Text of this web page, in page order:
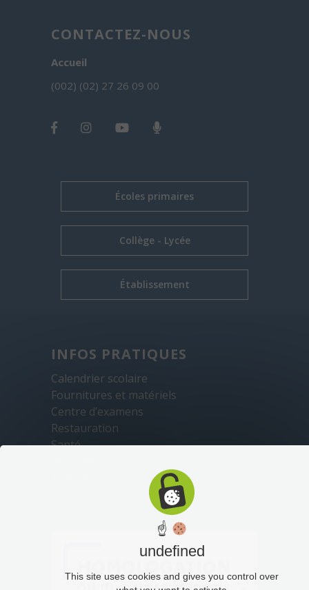
CONTACTEZ-NOUS
Accueil
(002) (02) 27 26 09 00
Écoles primaires
Collège - Lycée
Établissement
INFOS PRATIQUES
Calendrier scolaire
Fournitures et matériels
Centre d’examens
Restauration
Santé
☝
undefined
This site uses cookies and gives you control over